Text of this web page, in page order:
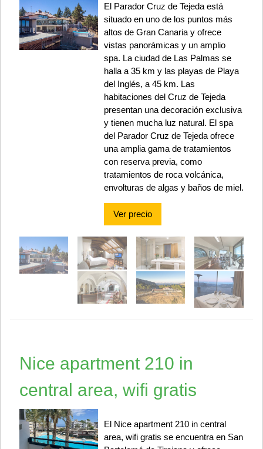
El Parador Cruz de Tejeda está
situado en uno de los puntos más
altos de Gran Canaria y ofrece
vistas panorámicas y un amplio
spa. La ciudad de Las Palmas se
halla a 35 km y las playas de Playa
del Inglés, a 45 km. Las
habitaciones del Cruz de Tejeda
presentan una decoración exclusiva
y tienen mucha luz natural. El spa
del Parador Cruz de Tejeda ofrece
una amplia gama de tratamientos
con reserva previa, como
tratamientos de roca volcánica,
envolturas de algas y baños de miel.
Ver precio
Nice apartment 210 in
central area, wifi gratis
El Nice apartment 210 in central
area, wifi gratis se encuentra en San